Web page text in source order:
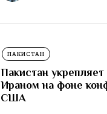
ПАКИСТАН
Пакистан укрепляет
Ираном на фоне
США